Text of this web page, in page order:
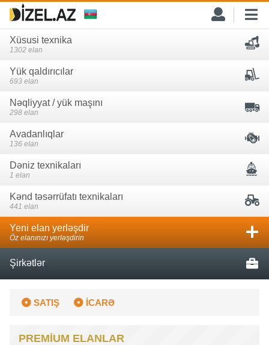
Xüsusi texnika
1302 elan
Yük qaldırıcılar
693 elan
Nəqliyyat / yük maşını
298 elan
Avadanlıqlar
136 elan
Dəniz texnikaları
1 elan
Kənd təsərrüfatı texnikaları
441 elan
Yeni elan yerləşdir
Öz elanınızı yerləşdirin
Şirkətlər
SATIŞ İCARƏ
PREMİUM ELANLAR